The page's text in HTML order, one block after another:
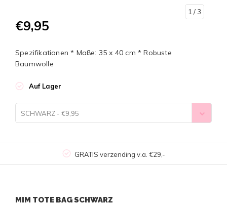
1 / 3
€9,95
Spezifikationen * Maße: 35 x 40 cm * Robuste
Baumwolle
Auf Lager
SCHWARZ - €9,95
GRATIS verzending v.a. €29,-
MIM TOTE BAG SCHWARZ